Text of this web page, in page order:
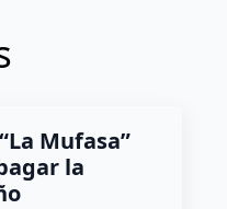
Mufasa”
la